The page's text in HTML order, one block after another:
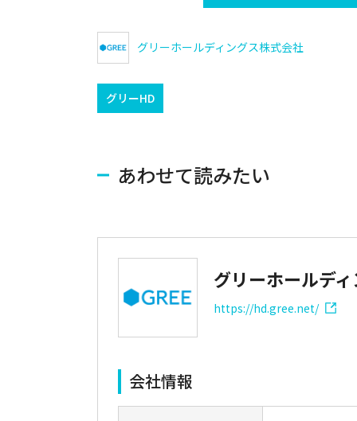
グリーホールディングス株式会社
グリーHD
あわせて読みたい
グリーホールデ
https://hd.gree.net/
会社情報